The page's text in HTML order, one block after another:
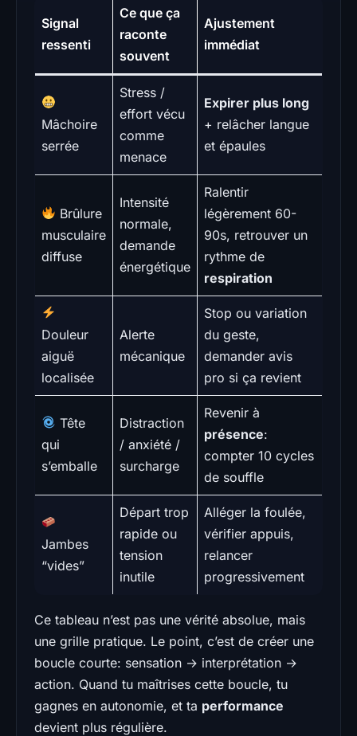
Signal
ressenti
Ce que ça
raconte
souvent
Ajustement
immédiat
Mâchoire
serrée
Stress /
effort vécu
comme
menace
Expirer plus long
+ relâcher langue
et épaules
Brûlure
musculaire
diffuse
Intensité
normale,
demande
énergétique
Ralentir
légèrement 60-
90s, retrouver un
rythme de
respiration
Douleur
aiguë
localisée
Alerte
mécanique
Stop ou variation
du geste,
demander avis
pro si ça revient
Tête
qui
s’emballe
Distraction
/ anxiété /
surcharge
Revenir à
présence:
compter 10 cycles
de souffle
Jambes
“vides”
Départ trop
rapide ou
tension
inutile
Alléger la foulée,
vérifier appuis,
relancer
progressivement
Ce tableau n’est pas une vérité absolue, mais
une grille pratique. Le point, c’est de créer une
boucle courte: sensation → interprétation →
action. Quand tu maîtrises cette boucle, tu
gagnes en autonomie, et ta performance
devient plus régulière.